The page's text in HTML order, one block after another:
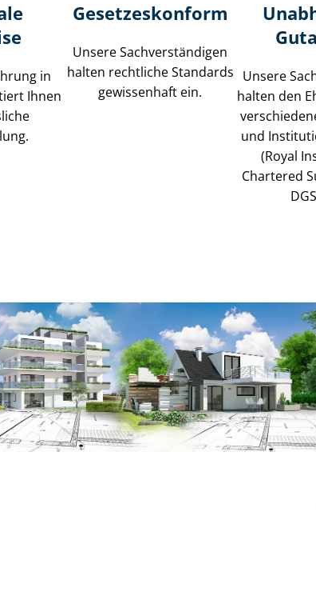
in
Ihnen
Gesetzes­konform
Unsere Sach­ver­stän­di­gen
halten rechtliche Standards
gewissenhaft ein.
Unsere
halten den
und
(Royal
Chartered